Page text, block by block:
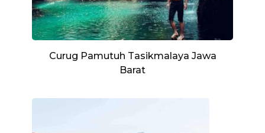
Curug Pamutuh Tasikmalaya Jawa
Barat